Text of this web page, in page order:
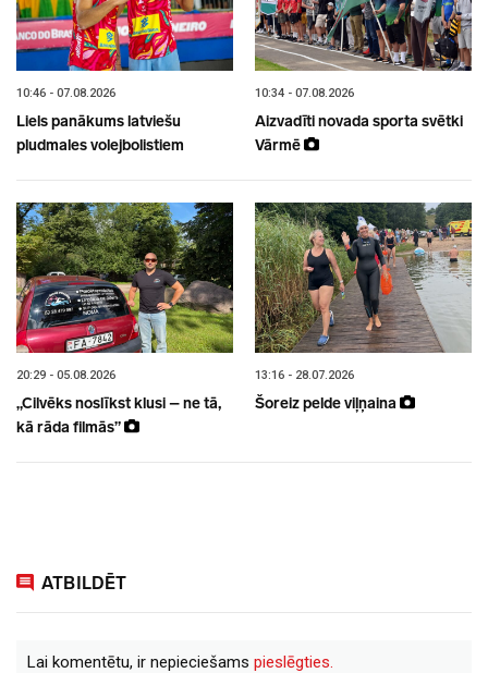
10:46 - 07.08.2026
Liels panākums latviešu
pludmales volejbolistiem
10:34 - 07.08.2026
Aizvadīti novada sporta svētki
Vārmē
20:29 - 05.08.2026
„Cilvēks noslīkst klusi – ne tā,
kā rāda filmās”
13:16 - 28.07.2026
Šoreiz pelde viļņaina
ATBILDĒT
Lai komentētu, ir nepieciešams pieslēgties.